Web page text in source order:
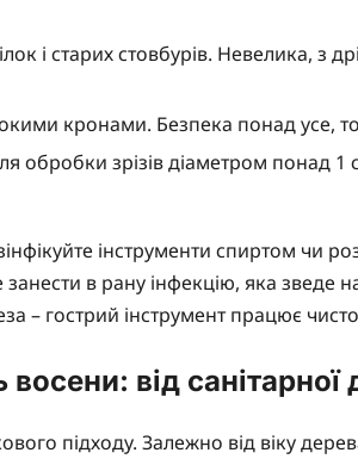
і старих стовбурів. Невелика, з
кронами. Безпека понад усе,
обробки зрізів діаметром понад 1
інструменти спиртом чи
в рану інфекцію, яка зведе
– гострий інструмент працює
восени: від
підходу. Залежно від віку